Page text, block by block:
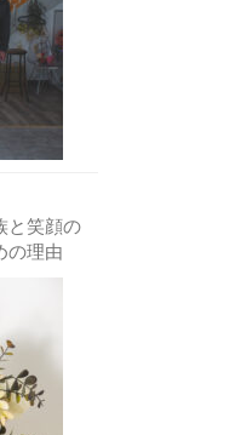
と笑顔の
の理由